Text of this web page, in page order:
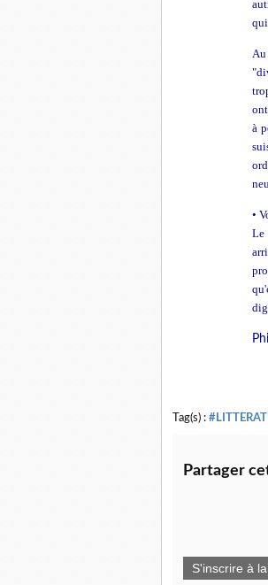
Au
à
•
Le
Tag(s) :
Partager
S'inscrire à